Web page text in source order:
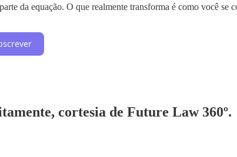
da equação. O que realmente transforma é como você se
cortesia de Future Law 360º.